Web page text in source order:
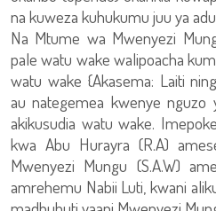
na kuweza kuhukumu juu ya
Na Mtume wa Mwenyezi
pale watu wake walipoacha
watu wake {Akasema: Laiti
au nategemea kwenye nguzo
akikusudia watu wake.
kwa Abu Hurayra (R.A)
Mwenyezi Mungu (S.A.W)
amrehemu Nabii Luti, kwani